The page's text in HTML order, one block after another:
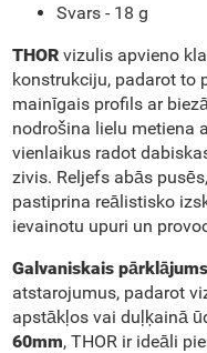
Svars - 18 g
THORvizulis apvieno
konstrukciju, padarot to
mainīgais profils ar
nodrošina lielu metiena
vienlaikus radot
zivis. Reljefs abās
pastiprina reālistisko
ievainotu upuri un
Galvaniskais pārklājums
atstarojumus, padarot
apstākļos vai duļķainā
60mm, THOR ir ideāli